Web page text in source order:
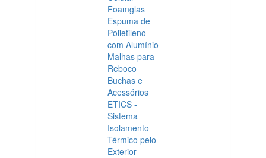
Foamglas
Espuma de
Polietileno
com Alumínio
Malhas para
Reboco
Buchas e
Acessórios
ETICS -
Sistema
Isolamento
Térmico pelo
Exterior